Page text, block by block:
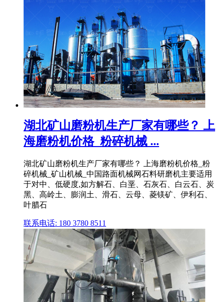
湖北矿山磨粉机生产厂家有哪些？ 上
海磨粉机价格_粉碎机械 ...
湖北矿山磨粉机生产厂家有哪些？ 上海磨粉机价格_粉
碎机械_矿山机械_中国路面机械网石料研磨机主要适用
于对中、低硬度,如方解石、白垩、石灰石、白云石、炭
黑、高岭土、膨润土、滑石、云母、菱镁矿、伊利石、
叶腊石
联系电话: 180 3780 8511